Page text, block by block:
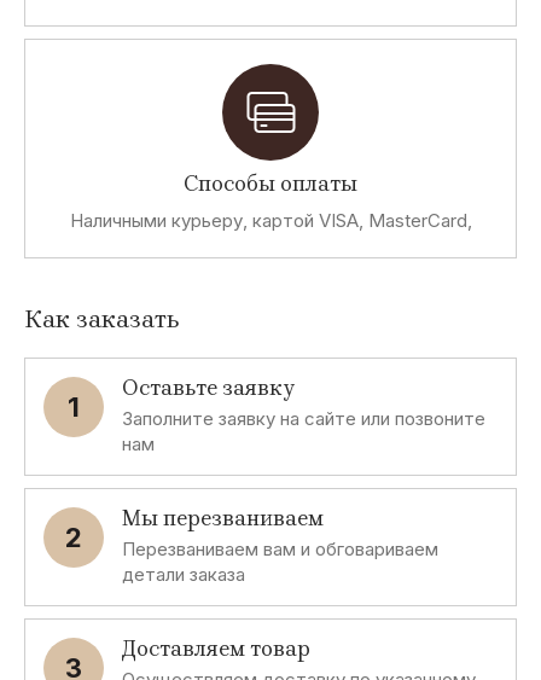
Способы оплаты
Наличными курьеру, картой VISA, MasterCard,
Как заказать
1
Оставьте заявку
Заполните заявку на сайте или позвоните
нам
2
Мы перезваниваем
Перезваниваем вам и обговариваем
детали заказа
3
Доставляем товар